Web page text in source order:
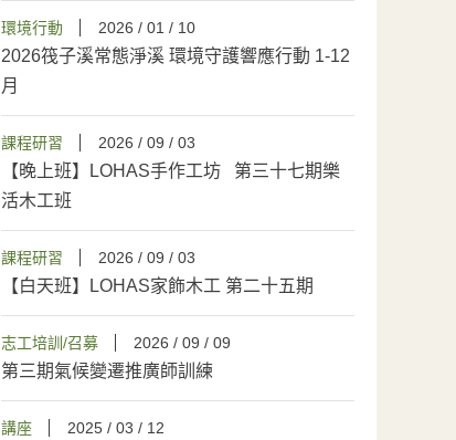
環境行動 2026 / 01 / 10
2026筏子溪常態淨溪 環境守護響應行動 1-12
月
課程研習 2026 / 09 / 03
【晚上班】LOHAS手作工坊 第三十七期樂
活木工班
課程研習 2026 / 09 / 03
【白天班】LOHAS家飾木工 第二十五期
志工培訓/召募 2026 / 09 / 09
第三期氣候變遷推廣師訓練
講座 2025 / 03 / 12